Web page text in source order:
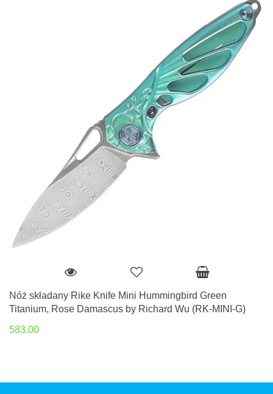
Nóż składany Rike Knife Mini Hummingbird Green
Titanium, Rose Damascus by Richard Wu (RK-MINI-G)
583.00